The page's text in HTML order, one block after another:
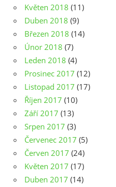
Květen 2018 (11)
Duben 2018 (9)
Březen 2018 (14)
Únor 2018 (7)
Leden 2018 (4)
Prosinec 2017 (12)
Listopad 2017 (17)
Říjen 2017 (10)
Září 2017 (13)
Srpen 2017 (3)
Červenec 2017 (5)
Červen 2017 (24)
Květen 2017 (17)
Duben 2017 (14)